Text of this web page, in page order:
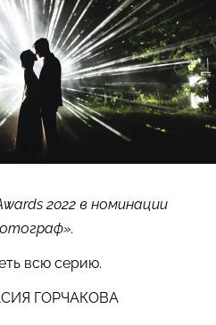
2022 в номинации
всю серию.
ГОРЧАКОВА